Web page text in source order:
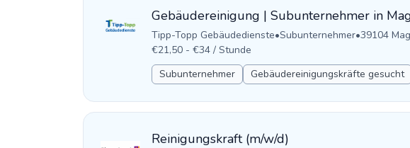
Gebäudereinigung | Subunternehmer in
Tipp-Topp Gebäudedienste•Subunternehmer•39104
€21,50 - €34 / Stunde
Subunternehmer
Gebäudereinigungskräfte gesucht
Reinigungskraft (m/w/d)